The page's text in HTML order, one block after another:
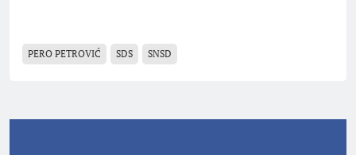
PERO PETROVIĆ SDS SNSD